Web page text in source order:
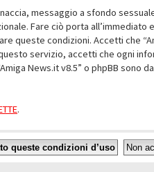
messaggio a sfondo
Fare ciò porta
queste condizioni. Accetti che
servizio, accetti che ogni
News.it v8.5” o phpBB
.